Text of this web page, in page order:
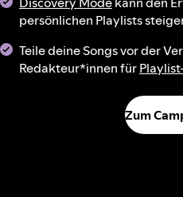
persönlichen Playlists
Teile deine Songs vor der
Redakteur*innen für
Zum